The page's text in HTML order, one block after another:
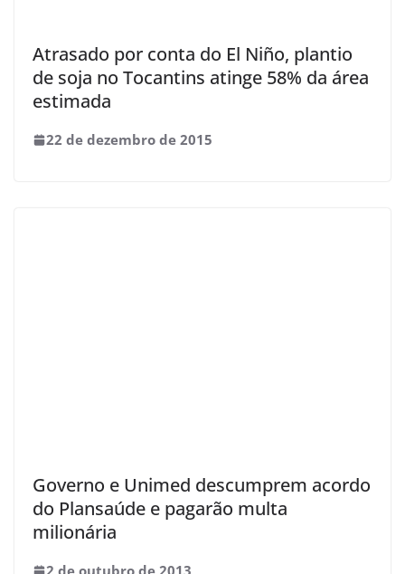
Atrasado por conta do El Niño, plantio
de soja no Tocantins atinge 58% da área
estimada
22 de dezembro de 2015
Governo e Unimed descumprem acordo
do Plansaúde e pagarão multa
milionária